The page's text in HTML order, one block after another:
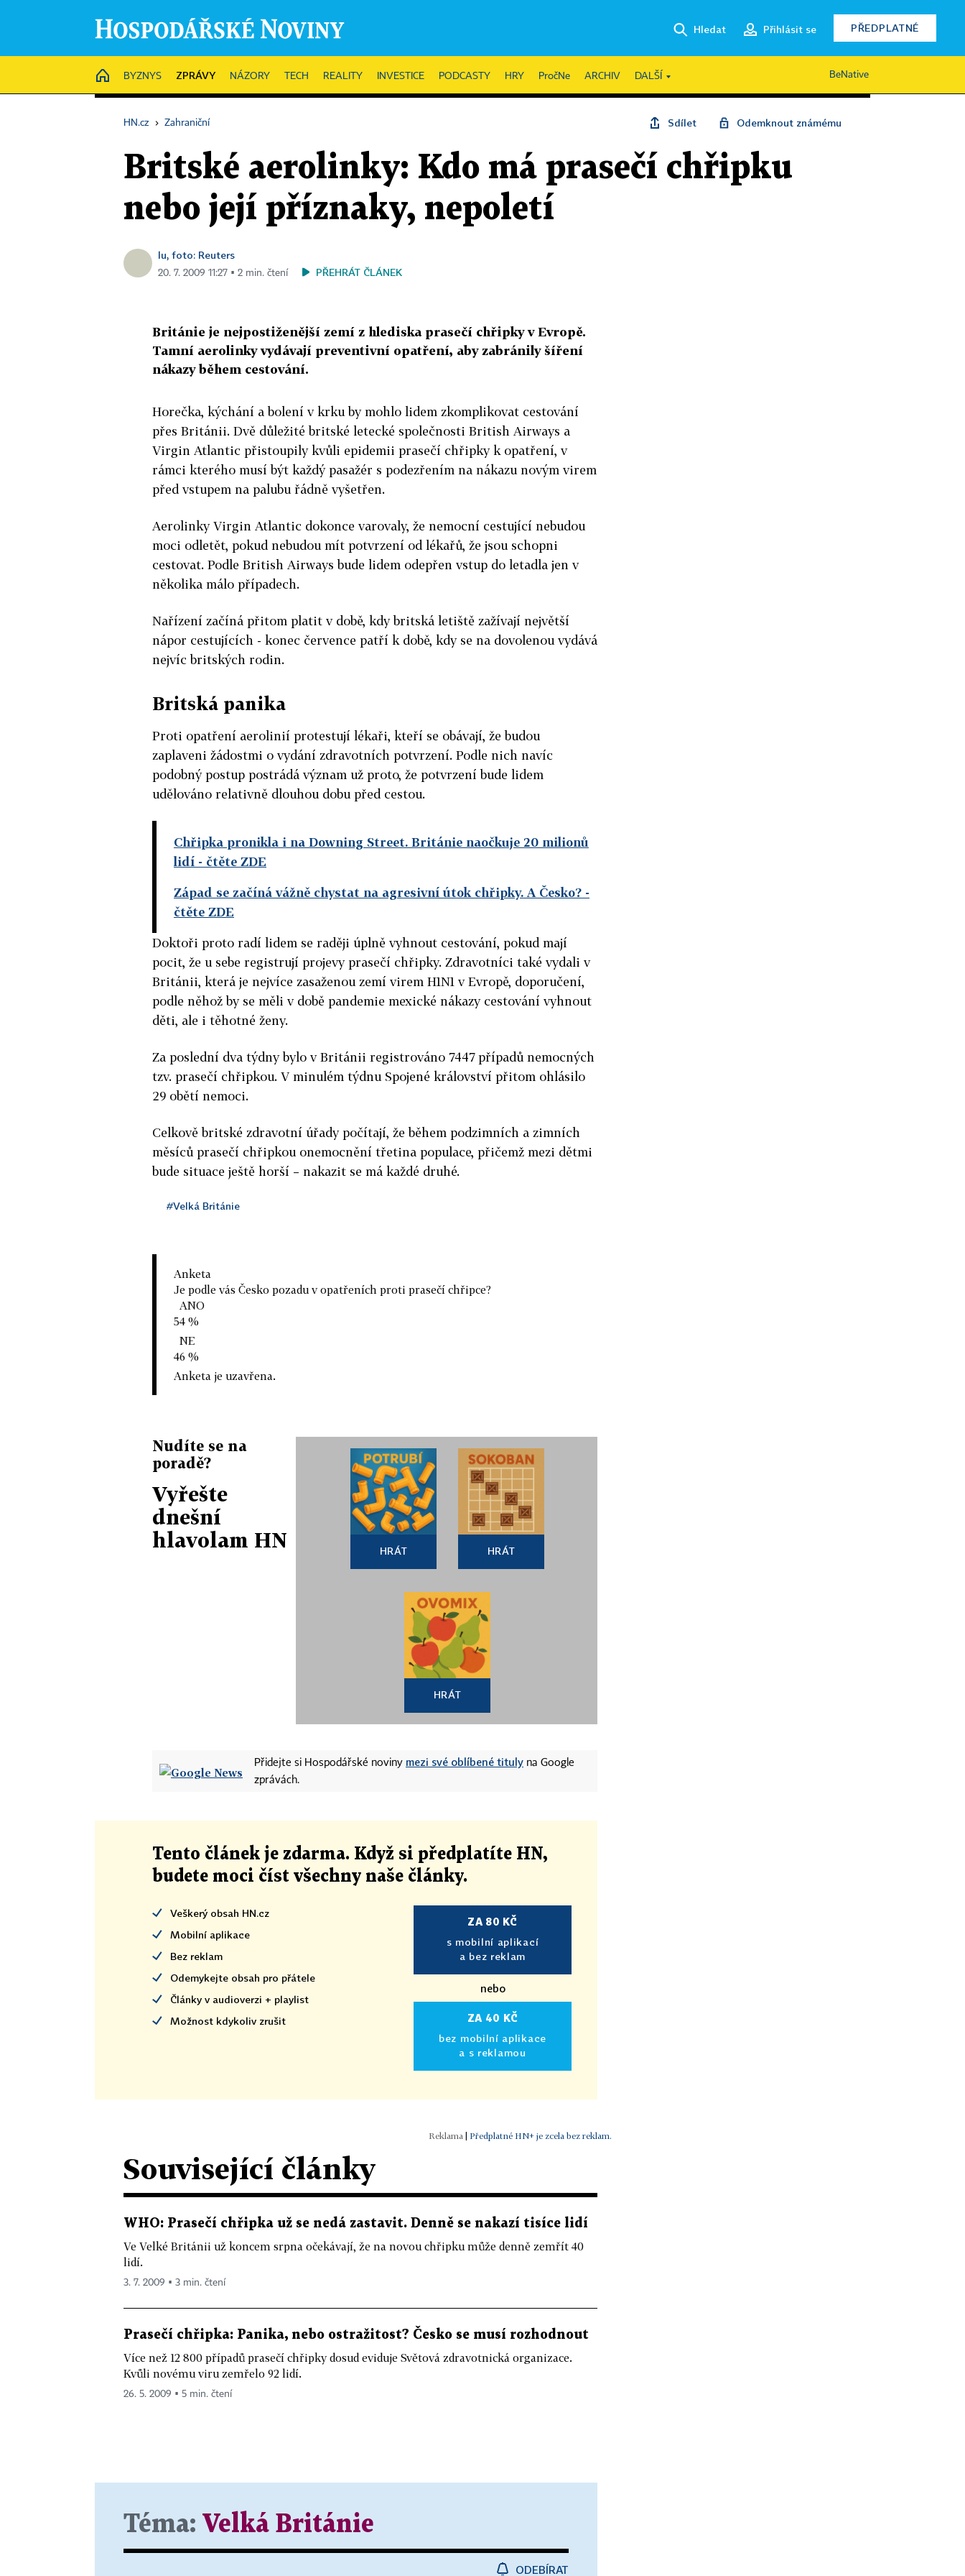
Hledat Přihlásit se PŘEDPLATNÉ
HOME
BYZNYS ZPRÁVY NÁZORY TECH REALITY INVESTICE PODCASTY HRY PročNe ARCHIV DALŠÍ BeNative
HN.cz › Zahraniční Sdílet Odemknout známému
Britské aerolinky: Kdo má prasečí chřipku
nebo její příznaky, nepoletí
lu, foto: Reuters
20. 7. 2009 11:27 ▪ 2 min. čtení PŘEHRÁT ČLÁNEK
Británie je nejpostiženější zemí z hlediska prasečí chřipky v Evropě.
Tamní aerolinky vydávají preventivní opatření, aby zabránily šíření
nákazy během cestování.
Horečka, kýchání a bolení v krku by mohlo lidem zkomplikovat cestování
přes Británii. Dvě důležité britské letecké společnosti British Airways a
Virgin Atlantic přistoupily kvůli epidemii prasečí chřipky k opatření, v
rámci kterého musí být každý pasažér s podezřením na nákazu novým virem
před vstupem na palubu řádně vyšetřen.
Aerolinky Virgin Atlantic dokonce varovaly, že nemocní cestující nebudou
moci odletět, pokud nebudou mít potvrzení od lékařů, že jsou schopni
cestovat. Podle British Airways bude lidem odepřen vstup do letadla jen v
několika málo případech.
Nařízení začíná přitom platit v době, kdy britská letiště zažívají největší
nápor cestujících - konec července patří k době, kdy se na dovolenou vydává
nejvíc britských rodin.
Britská panika
Proti opatření aerolinií protestují lékaři, kteří se obávají, že budou
zaplaveni žádostmi o vydání zdravotních potvrzení. Podle nich navíc
podobný postup postrádá význam už proto, že potvrzení bude lidem
udělováno relativně dlouhou dobu před cestou.
Chřipka pronikla i na Downing Street. Británie naočkuje 20 milionů
lidí - čtěte ZDE
Západ se začíná vážně chystat na agresivní útok chřipky. A Česko? -
čtěte ZDE
Doktoři proto radí lidem se raději úplně vyhnout cestování, pokud mají
pocit, že u sebe registrují projevy prasečí chřipky. Zdravotníci také vydali v
Británii, která je nejvíce zasaženou zemí virem H1N1 v Evropě, doporučení,
podle něhož by se měli v době pandemie mexické nákazy cestování vyhnout
děti, ale i těhotné ženy.
Za poslední dva týdny bylo v Británii registrováno 7447 případů nemocných
tzv. prasečí chřipkou. V minulém týdnu Spojené království přitom ohlásilo
29 obětí nemoci.
Celkově britské zdravotní úřady počítají, že během podzimních a zimních
měsíců prasečí chřipkou onemocnění třetina populace, přičemž mezi dětmi
bude situace ještě horší – nakazit se má každé druhé.
#Velká Británie
Anketa
Je podle vás Česko pozadu v opatřeních proti prasečí chřipce?
ANO
54 %
NE
46 %
Anketa je uzavřena.
Nudíte se na
poradě?
Vyřešte
dnešní
hlavolam HN
HRÁT HRÁT
HRÁT
Přidejte si Hospodářské noviny mezi své oblíbené tituly na Google
zprávách.
Tento článek je zdarma. Když si předplatíte HN,
budete moci číst všechny naše články.
Veškerý obsah HN.cz
Mobilní aplikace
Bez reklam
Odemykejte obsah pro přátele
Články v audioverzi + playlist
Možnost kdykoliv zrušit
ZA 80 KČ
s mobilní aplikací
a bez reklam
nebo
ZA 40 KČ
bez mobilní aplikace
a s reklamou
Předplatné HN+ je zcela bez reklam.
Související články
WHO: Prasečí chřipka už se nedá zastavit. Denně se nakazí tisíce lidí
Ve Velké Británii už koncem srpna očekávají, že na novou chřipku může denně zemřít 40
lidí.
3. 7. 2009 ▪ 3 min. čtení
Prasečí chřipka: Panika, nebo ostražitost? Česko se musí rozhodnout
Více než 12 800 případů prasečí chřipky dosud eviduje Světová zdravotnická organizace.
Kvůli novému viru zemřelo 92 lidí.
26. 5. 2009 ▪ 5 min. čtení
Téma: Velká Británie
ODEBÍRAT